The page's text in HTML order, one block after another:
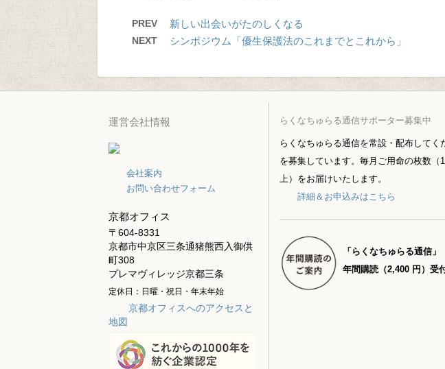
PREV 新しい出会いがたのしくなる
NEXT シンポジウム「優生保護法のこれまでとこれから」
運営会社情報
会社案内
お問い合わせフォーム
京都オフィス
〒604-8331
京都市中京区三条通猪熊西入御供
町308
プレマヴィレッジ京都三条
定休日：日曜・祝日・年末年始
京都オフィスへのアクセスと
地図
らくなちゅらる通信サポーター募集中
らくなちゅらる通信を常設・配布してく
を募集しています。毎月ご用命の枚数（
上）をお届けいたします。
詳細＆お申込みはこちら
「らくなちゅらる通信」
年間購読（2,400 円）受